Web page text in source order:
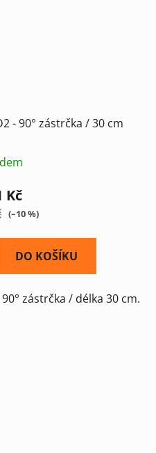
- 90° zástrčka / 30 cm
Kč
(–10 %)
DO KOŠÍKU
zástrčka / délka 30 cm.